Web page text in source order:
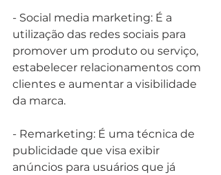
- Social media marketing: É a
utilização das redes sociais para
promover um produto ou serviço,
estabelecer relacionamentos com
clientes e aumentar a visibilidade
da marca.
- Remarketing: É uma técnica de
publicidade que visa exibir
anúncios para usuários que já